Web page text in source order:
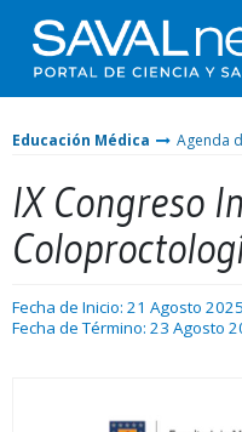
Educación Médica Agenda
IX Congreso
Fecha de Inicio: 21 Agosto 2025
Fecha de Término: 23 Agosto